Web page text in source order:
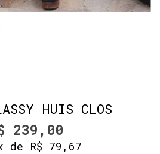
HUIS CLOS
239,00
de R$ 79,67